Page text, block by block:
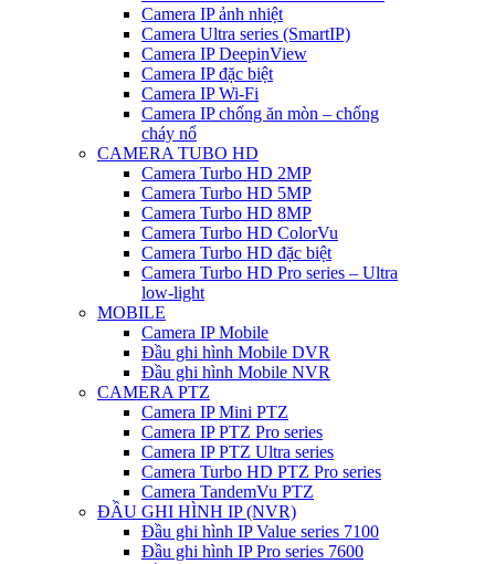
Camera IP ảnh nhiệt
Camera Ultra series (SmartIP)
Camera IP DeepinView
Camera IP đặc biệt
Camera IP Wi-Fi
Camera IP chống ăn mòn – chống
cháy nổ
CAMERA TUBO HD
Camera Turbo HD 2MP
Camera Turbo HD 5MP
Camera Turbo HD 8MP
Camera Turbo HD ColorVu
Camera Turbo HD đặc biệt
Camera Turbo HD Pro series – Ultra
low-light
MOBILE
Camera IP Mobile
Đầu ghi hình Mobile DVR
Đầu ghi hình Mobile NVR
CAMERA PTZ
Camera IP Mini PTZ
Camera IP PTZ Pro series
Camera IP PTZ Ultra series
Camera Turbo HD PTZ Pro series
Camera TandemVu PTZ
ĐẦU GHI HÌNH IP (NVR)
Đầu ghi hình IP Value series 7100
Đầu ghi hình IP Pro series 7600